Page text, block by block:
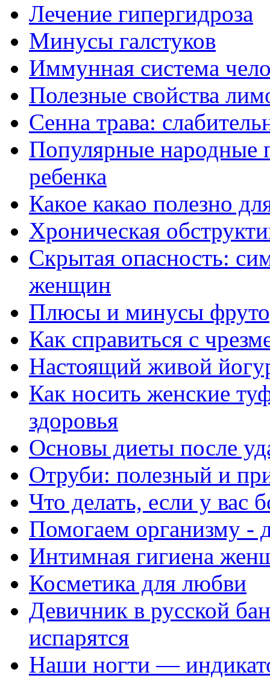
Лечение гипергидроза
Минусы галстуков
Иммунная система
Полезные свойства
Сенна трава:
Популярные народные
ребенка
Какое какао полезно
Хроническая
Скрытая опасность:
женщин
Плюсы и минусы
Как справиться с
Настоящий живой
Как носить женские
здоровья
Основы диеты после
Отруби: полезный и
Что делать, если у вас
Помогаем организму -
Интимная гигиена
Косметика для любви
Девичник в русской
испарятся
Наши ногти —